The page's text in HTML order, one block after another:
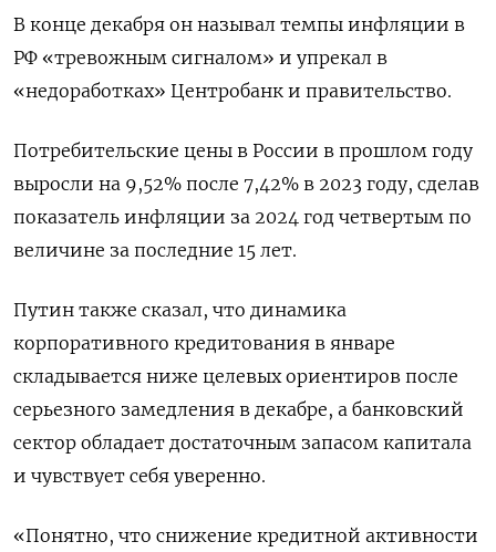
В конце декабря он называл темпы инфляции в
РФ «тревожным сигналом» и упрекал в
«недоработках» Центробанк и правительство.
Потребительские цены в России в прошлом году
выросли на 9,52% после 7,42% в 2023 году, сделав
показатель инфляции за 2024 год четвертым по
величине за последние 15 лет.
Путин также сказал, что динамика
корпоративного кредитования в январе
складывается ниже целевых ориентиров после
серьезного замедления в декабре, а банковский
сектор обладает достаточным запасом капитала
и чувствует себя уверенно.
«Понятно, что снижение кредитной активности